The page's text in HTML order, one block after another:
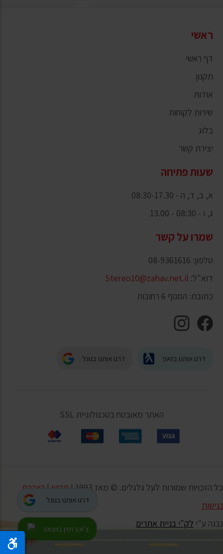
ראשי
דף ראשי
תקנון
אודות
שירות לקוחות
בלוג
יצירת קשר
שעות פתיחה
א, ב, ד, ה - 08:30-17.30
ג, ו - 08:30 - 13.00
שמרו על קשר
טלפון: 08-9361616
דוא"ל: Stereo10@zahav.net.il
כתובת: המנוף 6 רחובות
דרגו אותנו בזאפ דרגו אותנו בגוגל
דרגו אותנו בגוגל
צ'אט זמין בווצאפ
האתר מאובטח בטכנולוגיית SSL
כל הזכויות שמורות לעל גלגלים. © מאז 1993 | תקנון | הצהרת
נגישות
נבנה ע"י לק"י בניית אתרים